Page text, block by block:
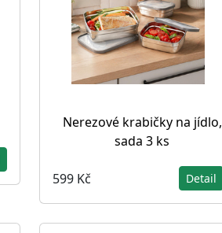
Nerezové krabičky na jídlo,
sada 3 ks
599 Kč Detail